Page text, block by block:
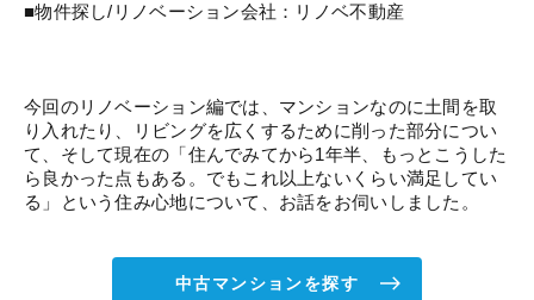
■物件探し/リノベーション会社：リノベ不動産
今回のリノベーション編では、マンションなのに土間を取
り入れたり、リビングを広くするために削った部分につい
て、そして現在の「住んでみてから1年半、もっとこうした
ら良かった点もある。でもこれ以上ないくらい満足してい
る」という住み心地について、お話をお伺いしました。
中古マンションを探す